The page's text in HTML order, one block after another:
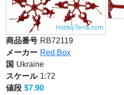
商品番号 RB72119
メーカー Red Box
国 Ukraine
スケール 1:72
値段 $7.90